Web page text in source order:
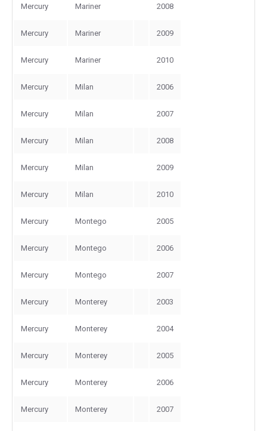
Mercury Mariner 2008
Mercury Mariner 2009
Mercury Mariner 2010
Mercury Milan 2006
Mercury Milan 2007
Mercury Milan 2008
Mercury Milan 2009
Mercury Milan 2010
Mercury Montego 2005
Mercury Montego 2006
Mercury Montego 2007
Mercury Monterey 2003
Mercury Monterey 2004
Mercury Monterey 2005
Mercury Monterey 2006
Mercury Monterey 2007